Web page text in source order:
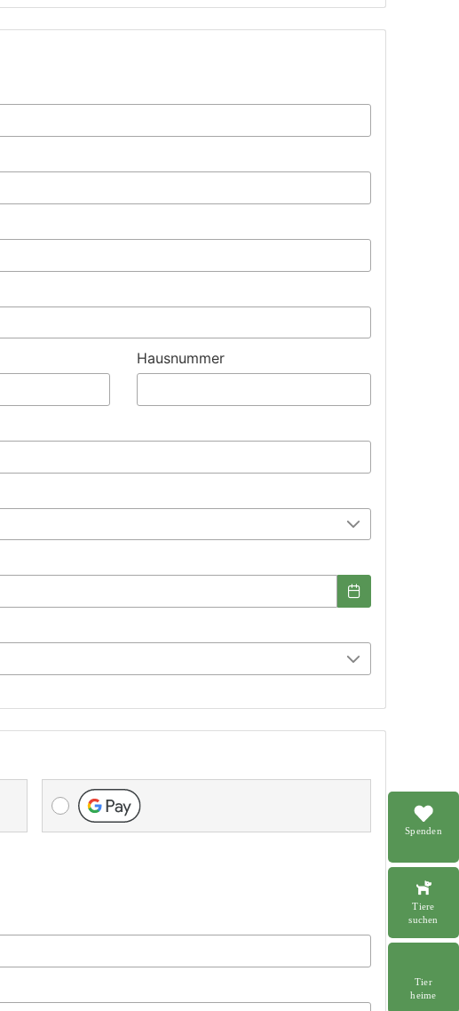
Spenden
Tiere
suchen
Tier
heime